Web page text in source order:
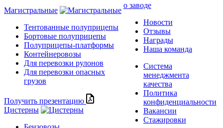
Магистральные
Тентованные полуприцепы
Бортовые полуприцепы
Полуприцепы-платформы
Контейнеровозы
Для перевозки рулонов
Для перевозки опасных
грузов
Получить презентацию
Цистерны
о заводе
Новости
Отзывы
Награды
Наша команда
Система
менеджмента
качества
Политика
конфиденциальности
Вакансии
Стажировки